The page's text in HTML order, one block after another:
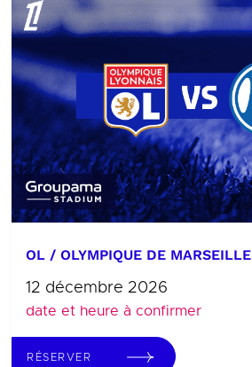
OL / OLYMPIQUE DE MARSEILLE
12 décembre 2026
date et heure à confirmer
RÉSERVER